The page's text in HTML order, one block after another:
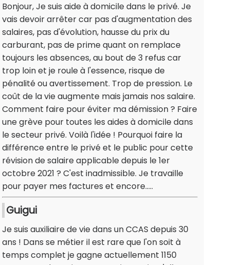
Bonjour, Je suis aide à domicile dans le privé. Je
vais devoir arrêter car pas d'augmentation des
salaires, pas d'évolution, hausse du prix du
carburant, pas de prime quant on remplace
toujours les absences, au bout de 3 refus car
trop loin et je roule à l'essence, risque de
pénalité ou avertissement. Trop de pression. Le
coût de la vie augmente mais jamais nos salaire.
Comment faire pour éviter ma démission ? Faire
une grève pour toutes les aides à domicile dans
le secteur privé. Voilà l'idée ! Pourquoi faire la
différence entre le privé et le public pour cette
révision de salaire applicable depuis le 1er
octobre 2021 ? C'est inadmissible. Je travaille
pour payer mes factures et encore.....
Guigui
Je suis auxiliaire de vie dans un CCAS depuis 30
ans ! Dans se métier il est rare que l'on soit à
temps complet je gagne actuellement 1150